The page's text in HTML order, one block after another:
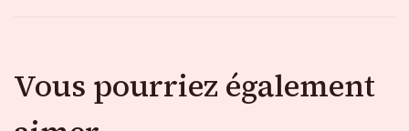
Vous pourriez également